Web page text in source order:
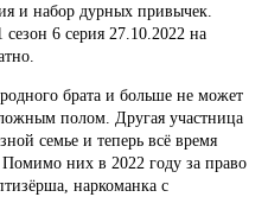
и набор дурных привычек.
6 серия 27.10.2022 на
брата и больше не может
полом. Другая участница
семье и теперь всё время
них в 2022 году за право
наркоманка с